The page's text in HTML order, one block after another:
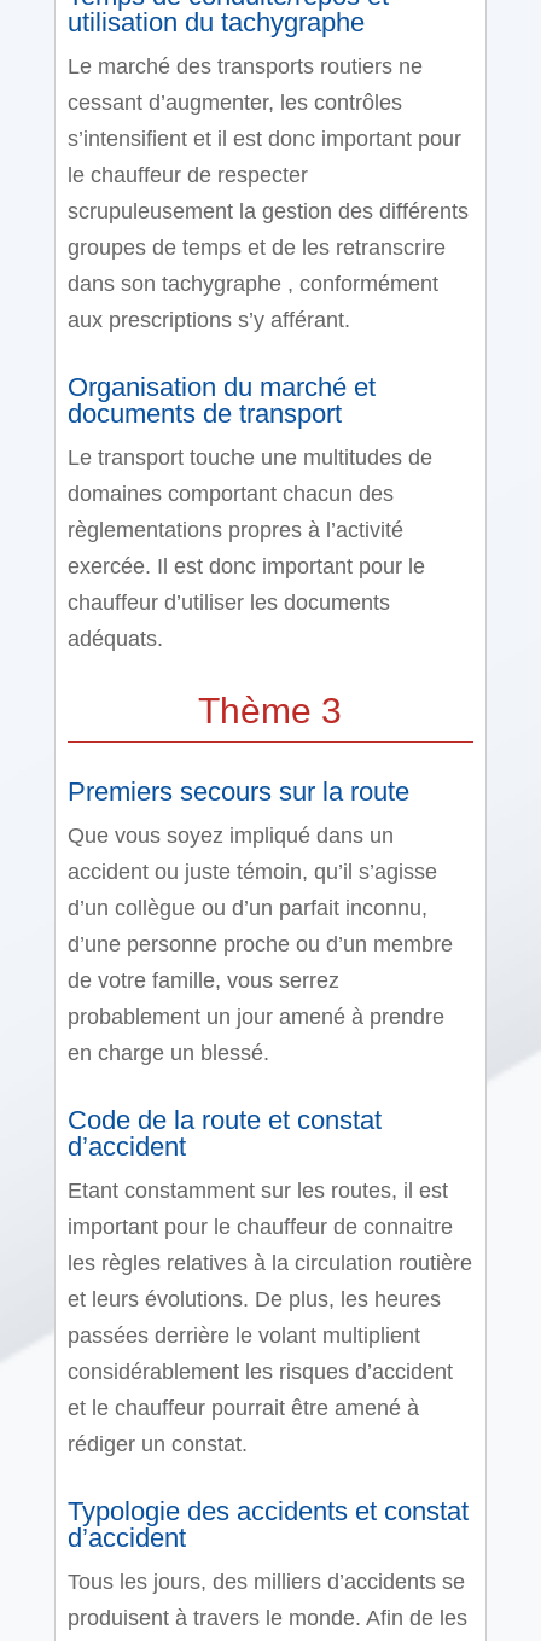
utilisation du tachygraphe
Le marché des transports routiers ne
cessant d’augmenter, les contrôles
s’intensifient et il est donc important pour
le chauffeur de respecter
scrupuleusement la gestion des différents
groupes de temps et de les retranscrire
dans son tachygraphe , conformément
aux prescriptions s’y afférant.
Organisation du marché et
documents de transport
Le transport touche une multitudes de
domaines comportant chacun des
règlementations propres à l’activité
exercée. Il est donc important pour le
chauffeur d’utiliser les documents
adéquats.
Thème 3
Premiers secours sur la route
Que vous soyez impliqué dans un
accident ou juste témoin, qu’il s’agisse
d’un collègue ou d’un parfait inconnu,
d’une personne proche ou d’un membre
de votre famille, vous serrez
probablement un jour amené à prendre
en charge un blessé.
Code de la route et constat
d’accident
Etant constamment sur les routes, il est
important pour le chauffeur de connaitre
les règles relatives à la circulation routière
et leurs évolutions. De plus, les heures
passées derrière le volant multiplient
considérablement les risques d’accident
et le chauffeur pourrait être amené à
rédiger un constat.
Typologie des accidents et constat
d’accident
Tous les jours, des milliers d’accidents se
produisent à travers le monde. Afin de les